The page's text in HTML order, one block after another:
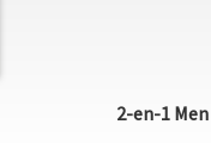
2-en-1